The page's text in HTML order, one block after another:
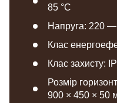
85 °С
Напруга: 220
Клас
Клас захисту:
Розмір
900 × 450 × 50